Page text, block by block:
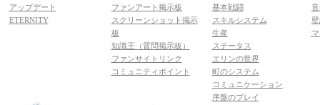
アップデート
ETERNITY
ファンアート掲示板
スクリーンショット掲示
板
知識王（質問掲示板）
ファンサイトリンク
コミュニティポイント
基本戦闘
スキルシステム
生産
ステータス
エリンの世界
町のシステム
コミュニケーション
序盤のプレイ